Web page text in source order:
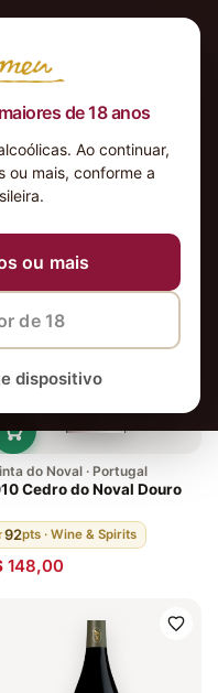
de 18 anos
Ao continuar,
ou mais, conforme a
ou mais
de 18
dispositivo
do Noval · Portugal
Cedro do Noval Douro
92pts · Wine & Spirits
148,00